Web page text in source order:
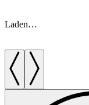
Laden…